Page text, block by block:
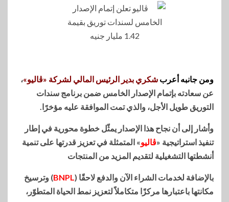
ومن جانبه أعرب شكري بدير الرئيس المالي لشركة «ڤاليو»،
عن سعادته بإتمام الإصدار الخامس ضمن برنامج سندات
التوريق طويل الأجل، والذي تمت الموافقة عليه مؤخرًا.
وأشار إلى أن نجاح هذا الإصدار يمثّل خطوة محورية في إطار
تنفيذ استراتيجية «ڤاليو» المتمثلة في تعزيز قدرتها على تنمية
أنشطتها التشغيلية لتقديم المزيد من المنتجات
بالإضافة لخدمات الشراء الآن والدفع لاحقًا (BNPL) وترسيخ
مكانتها باعتبارها مركزًا متكاملاً لتعزيز نمط الحياة المتطوّر،